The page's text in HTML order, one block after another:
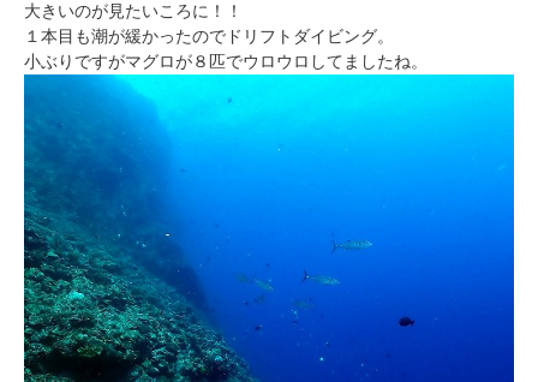
大きいのが見たいころに！！
１本目も潮が緩かったのでドリフトダイビング。
小ぶりですがマグロが８匹でウロウロしてましたね。